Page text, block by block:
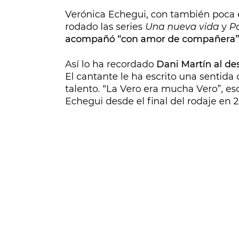
Verónica Echegui, con también
rodado las series Una nueva vida y
acompañó “con amor de compañera”
Así lo ha recordado Dani Martín al
El cantante le ha escrito una
talento. “La Vero era mucha Vero”,
Echegui desde el final del rodaje en